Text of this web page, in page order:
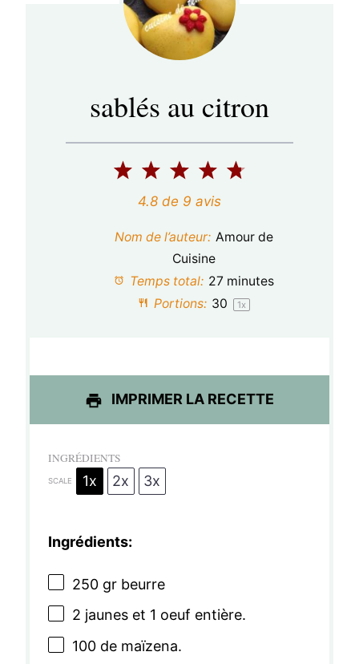
sablés au citron
5
t
i
s
4
é
t
i
s
3
é
t
o
i
s
2
é
t
i
s
1
é
t
i
4.8de 9 avis
Nom de l’auteur: Amour de
Cuisine
Temps total: 27 minutes
Portions: 30 1x
IMPRIMER LA RECETTE
INGRÉDIENTS
SCALE 1x 2x 3x
Ingrédients:
250gr beurre
2 jaunes et 1 oeuf entière.
100de maïzena.